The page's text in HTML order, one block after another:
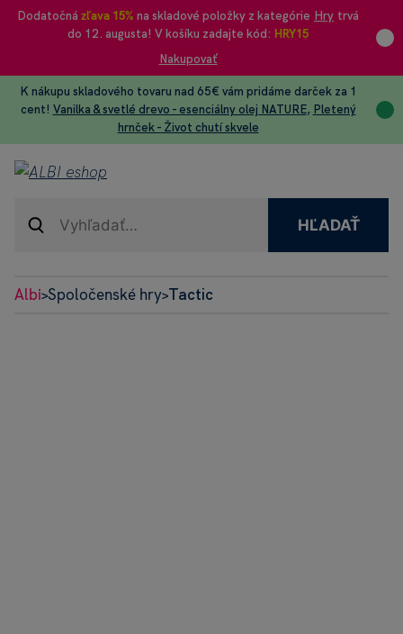
Dodatočná zľava 15% na skladové položky z kategórie Hry trvá
do 12. augusta! V košíku zadajte kód: HRY15
Nakupovať
K nákupu skladového tovaru nad 65€ vám pridáme darček za 1
cent! Vanilka & svetlé drevo - esenciálny olej NATURE, Pletený
hrnček - Život chutí skvele
HĽADAŤ
Albi>Spoločenské hry>Tactic